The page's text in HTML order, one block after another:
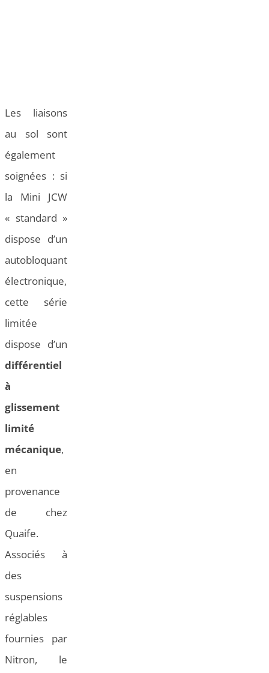
Les liaisons
au sol sont
également
soignées : si
la Mini JCW
« standard »
dispose d’un
autobloquant
électronique,
cette série
limitée
dispose d’un
différentiel
à
glissement
limité
mécanique,
en
provenance
de chez
Quaife.
Associés à
des
suspensions
réglables
fournies par
Nitron, le